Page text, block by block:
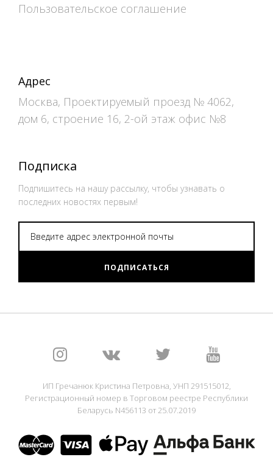
Пользовательское соглашение
Адрес
Москва, Проектируемый проезд № 4062,
дом 6, строение 16, 2-ой этаж офис №8
Подписка
Подпишитесь на нашу рассылку, чтобы узнавать о
последних новостях первым!
ПОДПИСАТЬСЯ
ИП Гречанюк Кристина Петровна, УНП 291515012,
Регистрационный номер в Торговом реестре Республики
Беларусь N456113 от 25.07.2019